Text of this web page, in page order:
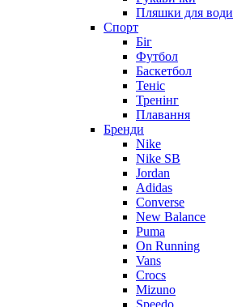
Пляшки для води
Спорт
Біг
Футбол
Баскетбол
Теніс
Тренінг
Плавання
Бренди
Nike
Nike SB
Jordan
Adidas
Converse
New Balance
Puma
On Running
Vans
Crocs
Mizuno
Speedo